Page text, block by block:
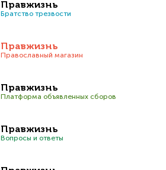
Правжизнь
Братство трезвости
Правжизнь
Православный магазин
Правжизнь
Платформа объявленных сборов
Правжизнь
Вопросы и ответы